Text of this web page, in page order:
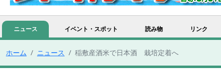
ニュース イベント・スポット 読み物 リンク
ホーム ニュース 稲敷産酒米で日本酒 栽培定着へ